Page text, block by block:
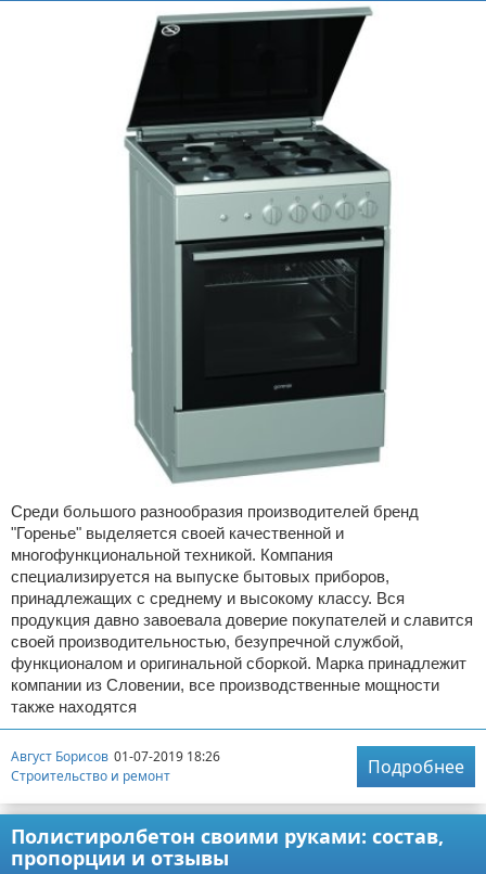
Среди большого разнообразия производителей бренд
"Горенье" выделяется своей качественной и
многофункциональной техникой. Компания
специализируется на выпуске бытовых приборов,
принадлежащих с среднему и высокому классу. Вся
продукция давно завоевала доверие покупателей и славится
своей производительностью, безупречной службой,
функционалом и оригинальной сборкой. Марка принадлежит
компании из Словении, все производственные мощности
также находятся
Август Борисов 01-07-2019 18:26
Строительство и ремонт
Подробнее
Полистиролбетон своими руками: состав,
пропорции и отзывы